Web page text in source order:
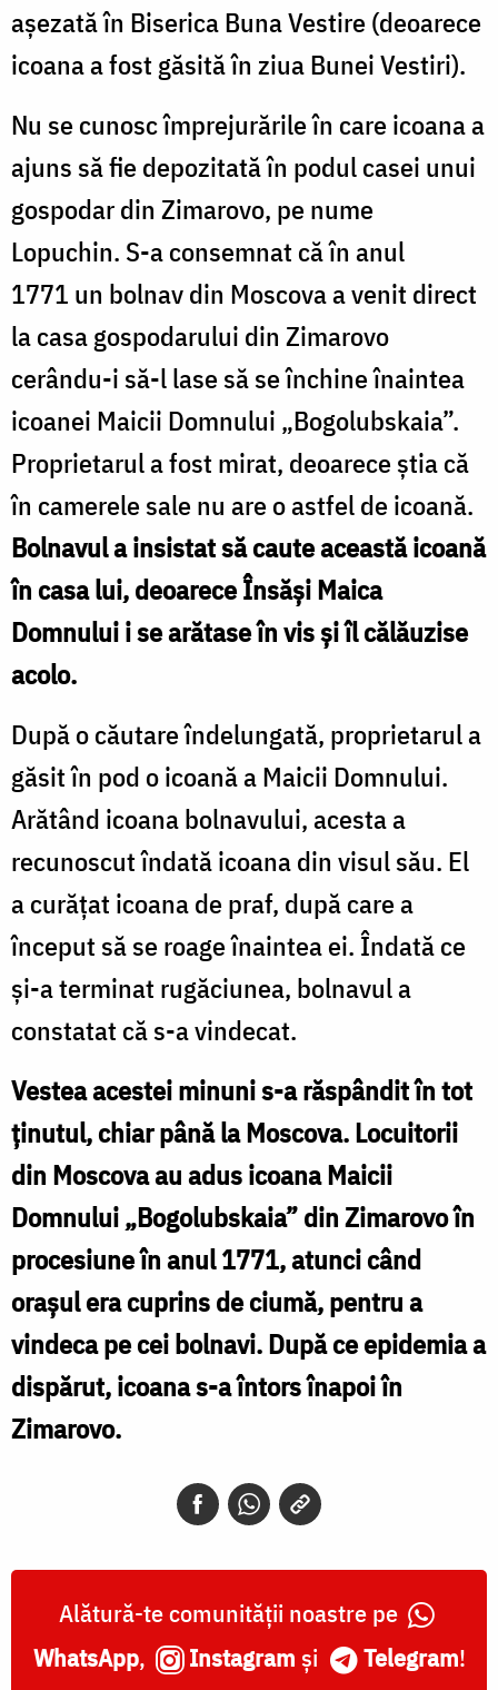
așezată în Biserica Buna Vestire (deoarece
icoana a fost găsită în ziua Bunei Vestiri).
Nu se cunosc împrejurările în care icoana a
ajuns să fie depozitată în podul casei unui
gospodar din Zimarovo, pe nume
Lopuchin. S-a consemnat că în anul
1771 un bolnav din Moscova a venit direct
la casa gospodarului din Zimarovo
cerându-i să-l lase să se închine înaintea
icoanei Maicii Domnului „Bogolubskaia”.
Proprietarul a fost mirat, deoarece știa că
în camerele sale nu are o astfel de icoană.
Bolnavul a insistat să caute această icoană
în casa lui, deoarece Însăși Maica
Domnului i se arătase în vis și îl călăuzise
acolo.
După o căutare îndelungată, proprietarul a
găsit în pod o icoană a Maicii Domnului.
Arătând icoana bolnavului, acesta a
recunoscut îndată icoana din visul său. El
a curățat icoana de praf, după care a
început să se roage înaintea ei. Îndată ce
și-a terminat rugăciunea, bolnavul a
constatat că s-a vindecat.
Vestea acestei minuni s-a răspândit în tot
ținutul, chiar până la Moscova. Locuitorii
din Moscova au adus icoana Maicii
Domnului „Bogolubskaia” din Zimarovo în
procesiune în anul 1771, atunci când
orașul era cuprins de ciumă, pentru a
vindeca pe cei bolnavi. După ce epidemia a
dispărut, icoana s-a întors înapoi în
Zimarovo.
Alătură-te comunității noastre pe
WhatsApp, Instagram și Telegram!